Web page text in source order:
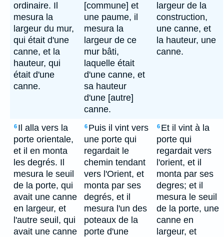
ordinaire. Il
mesura la
largeur du mur,
qui était d'une
canne, et la
hauteur, qui
était d'une
canne.
[commune] et
une paume, il
mesura la
largeur de ce
mur bâti,
laquelle était
d'une canne, et
sa hauteur
d'une [autre]
canne.
largeur de la
construction,
une canne, et
la hauteur, une
canne.
6 Il alla vers la
porte orientale,
et il en monta
les degrés. Il
mesura le seuil
de la porte, qui
avait une canne
en largeur, et
l'autre seuil, qui
avait une canne
6 Puis il vint vers
une porte qui
regardait le
chemin tendant
vers l'Orient, et
monta par ses
degrés, et il
mesura l'un des
poteaux de la
porte d'une
6 Et il vint à la
porte qui
regardait vers
l'orient, et il
monta par ses
degres; et il
mesura le seuil
de la porte, une
canne en
largeur, et